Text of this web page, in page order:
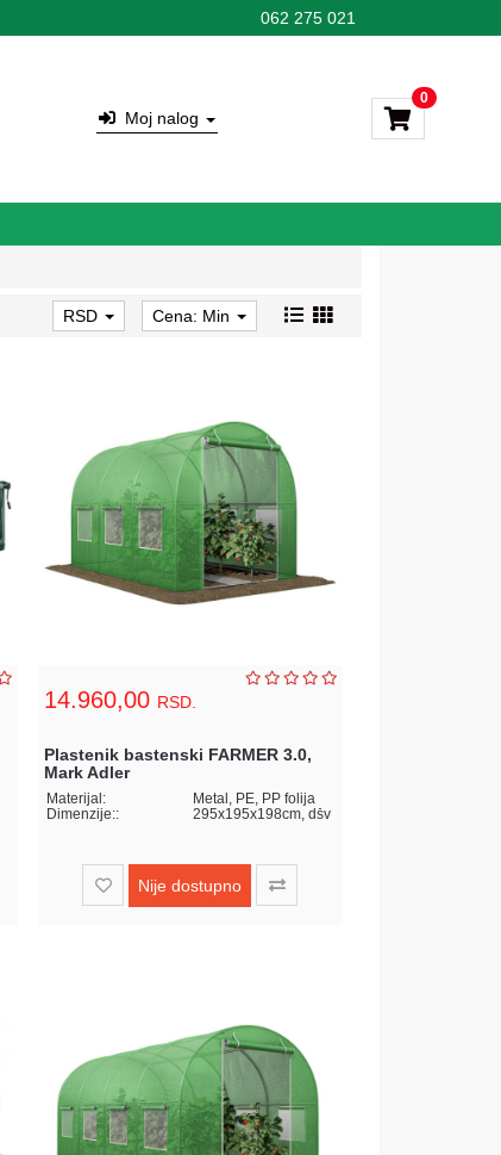
062 275 021
Moj nalog
0
RSD Cena: Min
14.960,00 RSD.
Plastenik bastenski FARMER 3.0,
Mark Adler
Materijal:
Metal, PE, PP folija
Dimenzije::
295x195x198cm, dšv
Nije dostupno